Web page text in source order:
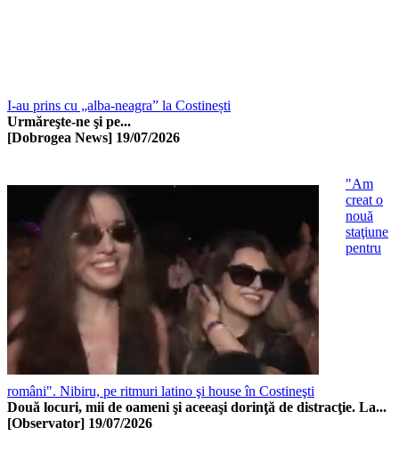
I-au prins cu „alba-neagra” la Costinești
Urmăreşte-ne şi pe...
[Dobrogea News] 19/07/2026
"Am
creat o
nouă
staţiune
pentru
români". Nibiru, pe ritmuri latino şi house în Costineşti
Două locuri, mii de oameni şi aceeaşi dorinţă de distracţie. La...
[Observator] 19/07/2026